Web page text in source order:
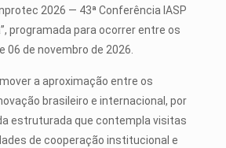
2026 — 43ª Conferência IASP
programada para ocorrer entre os
06 de novembro de 2026.
a aproximação entre os
brasileiro e internacional, por
estruturada que contempla visitas
de cooperação institucional e